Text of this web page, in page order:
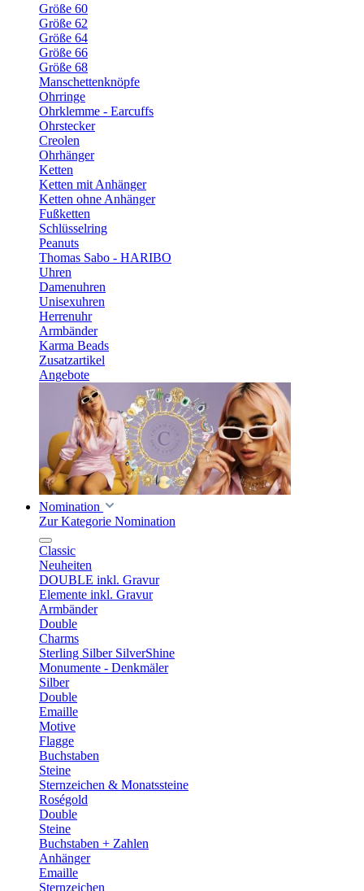
Größe 60
Größe 62
Größe 64
Größe 66
Größe 68
Manschettenknöpfe
Ohrringe
Ohrklemme - Earcuffs
Ohrstecker
Creolen
Ohrhänger
Ketten
Ketten mit Anhänger
Ketten ohne Anhänger
Fußketten
Schlüsselring
Peanuts
Thomas Sabo - HARIBO
Uhren
Damenuhren
Unisexuhren
Herrenuhr
Armbänder
Karma Beads
Zusatzartikel
Angebote
Nomination
Zur Kategorie Nomination
Classic
Neuheiten
DOUBLE inkl. Gravur
Elemente inkl. Gravur
Armbänder
Double
Charms
Sterling Silber SilverShine
Monumente - Denkmäler
Silber
Double
Emaille
Motive
Flagge
Buchstaben
Steine
Sternzeichen & Monatssteine
Roségold
Double
Steine
Buchstaben + Zahlen
Anhänger
Emaille
Sternzeichen